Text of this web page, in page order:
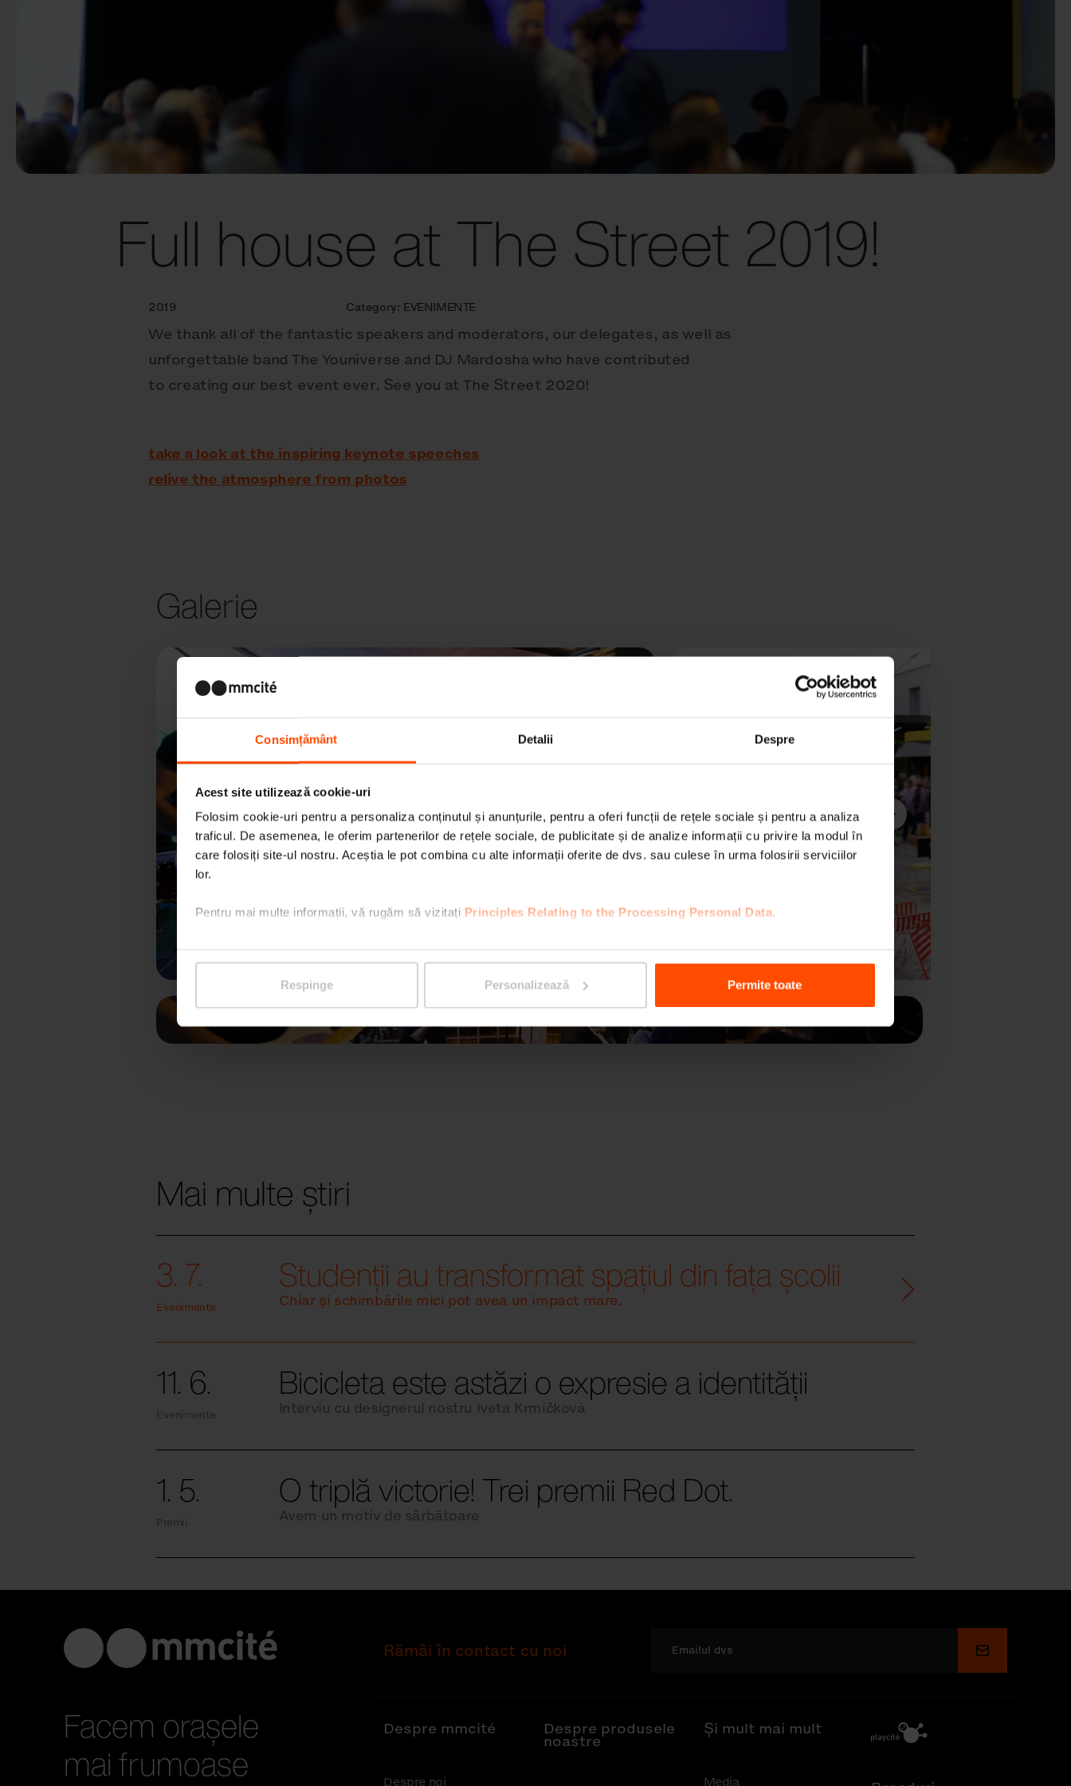
Consimțământ Detalii Despre
Acest site utilizează cookie-uri
Folosim cookie-uri pentru a personaliza conținutul și anunțurile, pentru a oferi funcții de rețele sociale și pentru a analiza
traficul. De asemenea, le oferim partenerilor de rețele sociale, de publicitate și de analize informații cu privire la modul în
care folosiți site-ul nostru. Aceștia le pot combina cu alte informații oferite de dvs. sau culese în urma folosirii serviciilor
lor.
Pentru mai multe informații, vă rugăm să vizitați Principles Relating to the Processing Personal Data.
Respinge Personalizează Permite toate
Full house at The Street 2019!
2019 Category: EVENIMENTE
We thank all of the fantastic speakers and moderators, our delegates, as well as
unforgettable band The Youniverse and DJ Mardosha who have contributed
to creating our best event ever. See you at The Street 2020!
take a look at the inspiring keynote speeches
relive the atmosphere from photos
Galerie
Mai multe știri
3. 7.
Evenimente
Studenții au transformat spațiul din fața școlii
Chiar și schimbările mici pot avea un impact mare.
11. 6.
Evenimente
Bicicleta este astăzi o expresie a identității
Interviu cu designerul nostru Iveta Krmíčková
1. 5.
Premii
O triplă victorie! Trei premii Red Dot.
Avem un motiv de sărbătoare
Facem orașele
mai frumoase
Rămâi în contact cu noi Depune
Despre mmcité
Despre noi
Despre produsele
noastre
Și mult mai mult
Media